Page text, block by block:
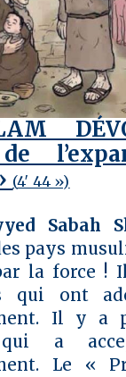
(4′ 44 »)
Sabah
pays
la force !
qui ont
Il y a
a
Le «